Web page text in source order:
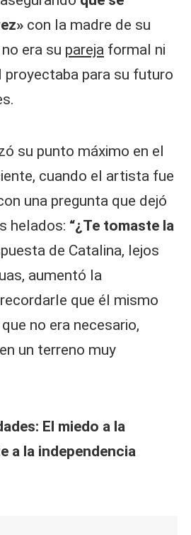
con la madre de su
era su pareja formal ni
proyectaba para su futuro
su punto máximo en el
cuando el artista fue
una pregunta que dejó
helados: “¿Te tomaste la
de Catalina, lejos
aumentó la
que él mismo
no era necesario,
un terreno muy
El miedo a la
a la independencia